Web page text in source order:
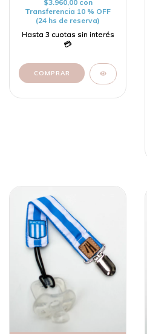
$3.960,00 con
Transferencia 10 % OFF
(24 hs de reserva)